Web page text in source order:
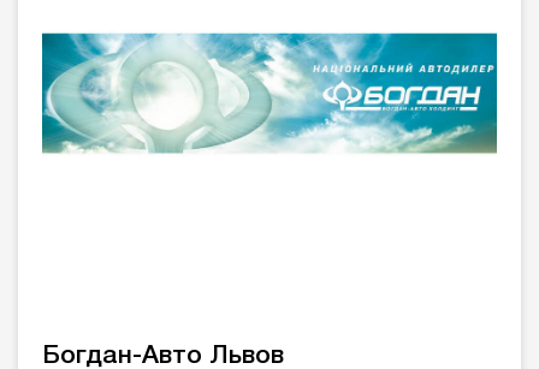
Богдан-Авто Львов